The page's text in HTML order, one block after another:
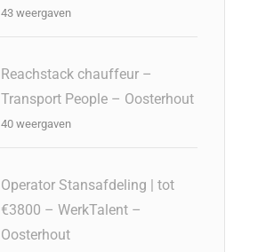
43 weergaven
Reachstack chauffeur –
Transport People – Oosterhout
40 weergaven
Operator Stansafdeling | tot
€3800 – WerkTalent –
Oosterhout